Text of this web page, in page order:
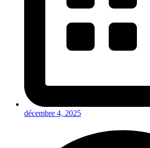
décembre 4, 2025